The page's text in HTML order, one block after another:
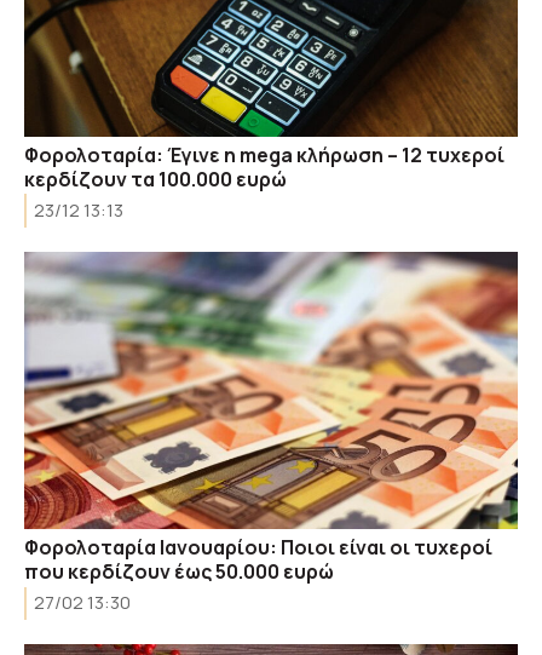
Φορολοταρία: Έγινε η mega κλήρωση – 12 τυχεροί
κερδίζουν τα 100.000 ευρώ
23/12 13:13
Φορολοταρία Ιανουαρίου: Ποιοι είναι οι τυχεροί
που κερδίζουν έως 50.000 ευρώ
27/02 13:30